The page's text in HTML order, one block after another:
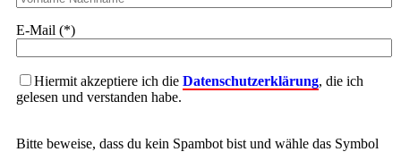
E-Mail (*)
Hiermit akzeptiere ich die Datenschutzerklärung, die ich
gelesen und verstanden habe.
Bitte beweise, dass du kein Spambot bist und wähle das Symbol